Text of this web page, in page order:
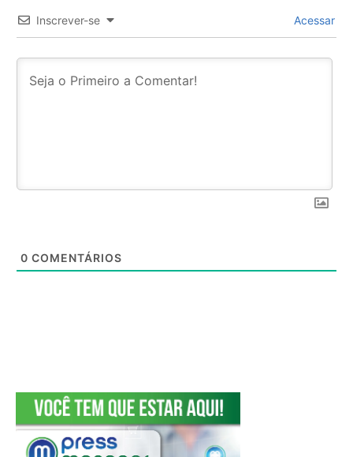
Inscrever-se Acessar
0 COMENTÁRIOS